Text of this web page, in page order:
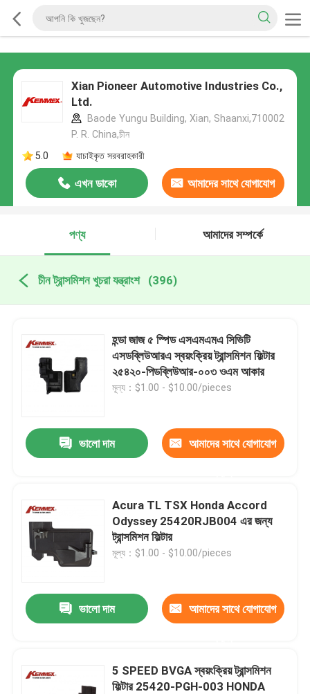
Xian Pioneer Automotive Industries Co.,
Ltd.
Baode Yungu Building, Xian, Shaanxi,710002
P. R. China,চীন
5.0
যাচাইকৃত সরবরাহকারী
এখন ডাকো আমাদের সাথে যোগাযোগ
পণ্য
আমাদের সম্পর্কে
চীন ট্রান্সমিশন খুচরা যন্ত্রাংশ (396)
হন্ডা জাজ ৫ স্পিড এসএমএমএ সিভিটি
এসডব্লিউআরএ স্বয়ংক্রিয় ট্রান্সমিশন ফিল্টার
২৫৪২০-পিডব্লিউআর-০০৩ ওএম আকার
মূল্য：$1.00 - $10.00/pieces
ভালো দাম আমাদের সাথে যোগাযোগ
Acura TL TSX Honda Accord
Odyssey 25420RJB004 এর জন্য
ট্রান্সমিশন ফিল্টার
মূল্য：$1.00 - $10.00/pieces
ভালো দাম আমাদের সাথে যোগাযোগ
5 SPEED BVGA স্বয়ংক্রিয় ট্রান্সমিশন
ফিল্টার 25420-PGH-003 HONDA